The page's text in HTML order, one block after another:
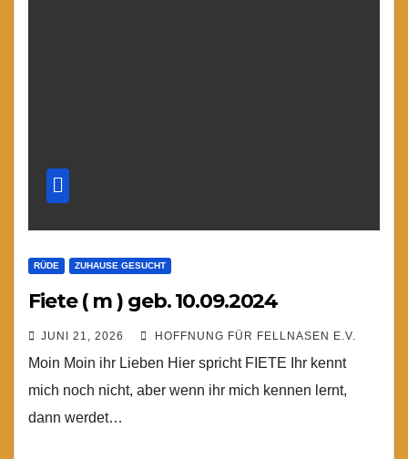
RÜDE ZUHAUSE GESUCHT
Fiete ( m ) geb. 10.09.2024
JUNI 21, 2026 HOFFNUNG FÜR FELLNASEN E.V.
Moin Moin ihr Lieben Hier spricht FIETE Ihr kennt
mich noch nicht, aber wenn ihr mich kennen lernt,
dann werdet…